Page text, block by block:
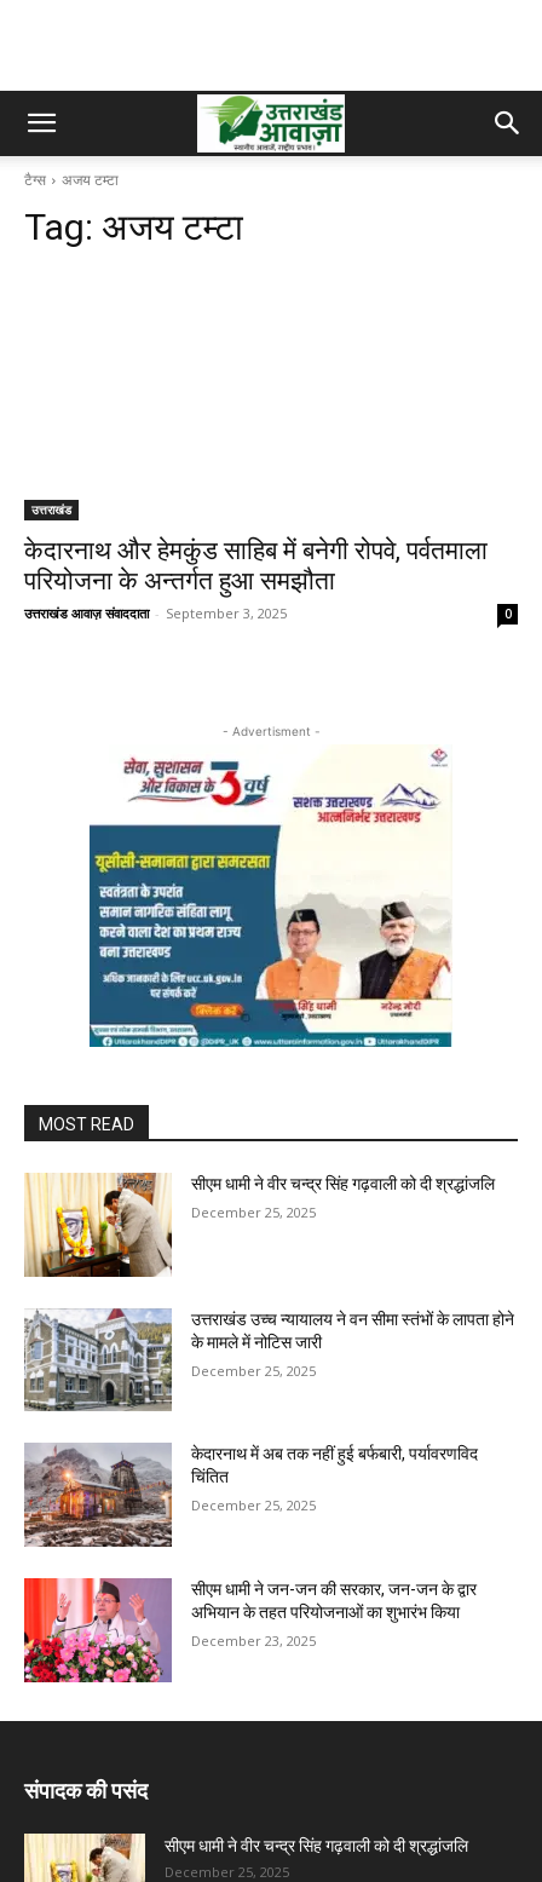
टैग्स अजय टम्टा
Tag: अजय टम्टा
उत्तराखंड
केदारनाथ और हेमकुंड साहिब में बनेगी रोपवे, पर्वतमाला
परियोजना के अन्तर्गत हुआ समझौता
उत्तराखंड आवाज़ संवाददाता - September 3, 2025 0
- Advertisment -
MOST READ
सीएम धामी ने वीर चन्द्र सिंह गढ़वाली को दी श्रद्धांजलि
December 25, 2025
उत्तराखंड उच्च न्यायालय ने वन सीमा स्तंभों के लापता होने
के मामले में नोटिस जारी
December 25, 2025
केदारनाथ में अब तक नहीं हुई बर्फबारी, पर्यावरणविद
चिंतित
December 25, 2025
सीएम धामी ने जन-जन की सरकार, जन-जन के द्वार
अभियान के तहत परियोजनाओं का शुभारंभ किया
December 23, 2025
संपादक की पसंद
सीएम धामी ने वीर चन्द्र सिंह गढ़वाली को दी श्रद्धांजलि
December 25, 2025